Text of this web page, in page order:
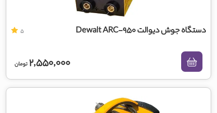
دستگاه جوش دیوالت Dewalt ARC-950 5
2,550,000تومان